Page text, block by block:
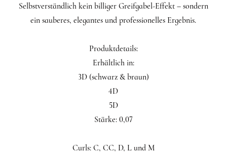
Selbstverständlich kein billiger Greifgabel-Effekt – sondern
ein sauberes, elegantes und professionelles Ergebnis.
Produktdetails:
Erhältlich in:
3D (schwarz & braun)
4D
5D
Stärke: 0,07
Curls: C, CC, D, L und M